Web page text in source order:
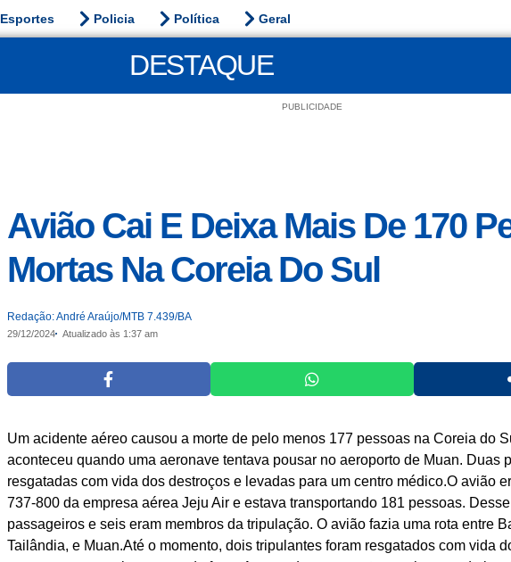
Esportes Policia Política Geral
DESTAQUE
PUBLICIDADE
Avião Cai E Deixa Mais De 170
Mortas Na Coreia Do Sul
Redação: André Araújo/MTB 7.439/BA
29/12/2024 Atualizado às 1:37 am
Um acidente aéreo causou a morte de pelo menos 177 pessoas na Coreia do
aconteceu quando uma aeronave tentava pousar no aeroporto de Muan. Duas
resgatadas com vida dos destroços e levadas para um centro médico.O avião
737-800 da empresa aérea Jeju Air e estava transportando 181 pessoas.
passageiros e seis eram membros da tripulação. O avião fazia uma rota entre
Tailândia, e Muan.Até o momento, dois tripulantes foram resgatados com vida